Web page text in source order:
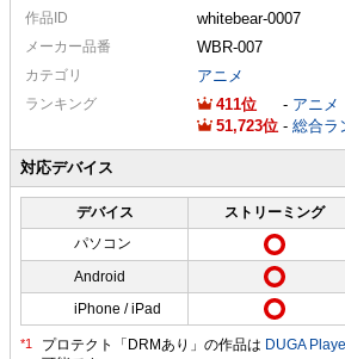
作品ID whitebear-0007
メーカー品番 WBR-007
カテゴリ アニメ
ランキング 411 - アニメ
51,723
- 総合ラ
対応デバイス
デバイス ストリーミング
パソコン
Android
iPhone / iPad
プロテクト「DRMあり」の作品は DUGA